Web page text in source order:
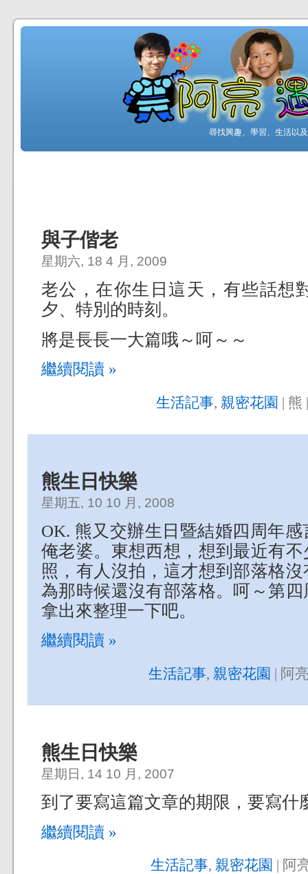
尋找興趣、學習、生活以
與子偕老
星期六, 18 4 月, 2009
老公，在你生日這天，有些話想
夕、特別的時刻。
將是長長一大篇哦～呵～～
繼續閱讀 »
生活記事, 親密花園 | 熊
熊生日快樂
星期五, 10 10 月, 2008
OK. 熊又交辦生日暨結婚四周年
俺老婆。東想西想，想到最近有
照，有人沒拍，這才想到部落格
為那時候還沒有部落格。呵～第
拿出來整理一下吧。
繼續閱讀 »
生活記事, 親密花園 | 阿
熊生日快樂
星期日, 14 10 月, 2007
到了要寫這篇文章的期限，要寫什
繼續閱讀 »
生活記事, 親密花園 | 阿